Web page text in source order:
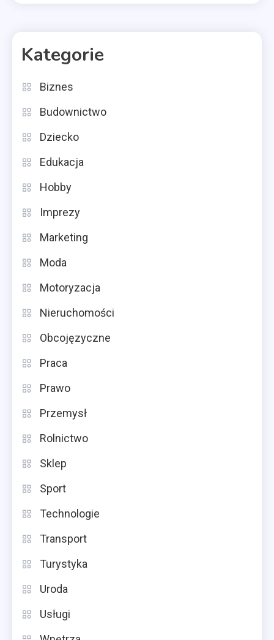
Kategorie
Biznes
Budownictwo
Dziecko
Edukacja
Hobby
Imprezy
Marketing
Moda
Motoryzacja
Nieruchomości
Obcojęzyczne
Praca
Prawo
Przemysł
Rolnictwo
Sklep
Sport
Technologie
Transport
Turystyka
Uroda
Usługi